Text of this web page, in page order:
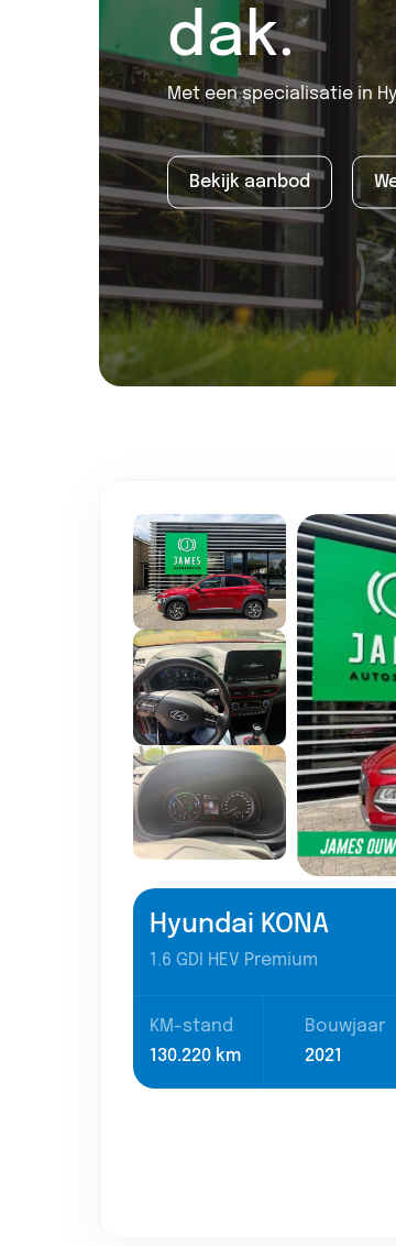
James
dak.
Met een specialisatie in
Bekijk aanbod
Hyundai KONA
1.6 GDI HEV Premium
KM-stand
130.220 km
Bouwjaar
2021